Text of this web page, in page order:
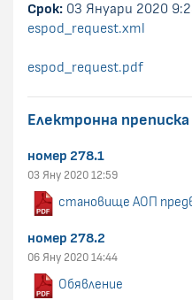
Срок: 03 Януари 2020
espod_request.xml
espod_request.pdf
Електронна преписка
номер 278.1
03 Яну 2020 12:59
становище АОП
номер 278.2
06 Яну 2020 14:44
Обявление